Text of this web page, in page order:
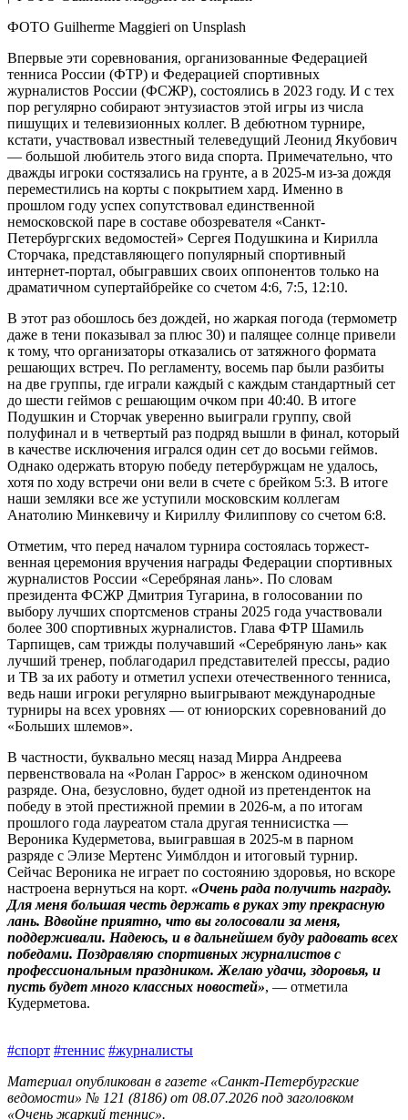
ФОТО Guilherme Maggieri on Unsplash
Впервые эти соревнования, организованные Федерацией
тенниса России (ФТР) и Федерацией спортивных
журналистов России (ФСЖР), состоялись в 2023 году. И с тех
пор регулярно собирают энтузиастов этой игры из числа
пишущих и телевизионных коллег. В дебютном турнире,
кстати, участвовал известный телеведущий Леонид Якубович
— большой любитель этого вида спорта. Примечательно, что
дважды игроки состязались на грунте, а в 2025‑м из‑за дождя
перемес­тились на корты с покрытием хард. Именно в
прошлом году успех сопутствовал единственной
немосковской паре в составе обозревателя «Санкт-
Петербургских ведомостей» Сергея Подушкина и Кирилла
Сторчака, представляющего популярный спортивный
интернет-портал, обыгравших своих оппонентов только на
драматичном супертайбрейке со счетом 4:6, 7:5, 12:10.
В этот раз обошлось без дож­дей, но жаркая погода (термометр
даже в тени показывал за плюс 30) и палящее солнце привели
к тому, что организаторы отказались от затяжного формата
решающих встреч. По регламенту, восемь пар были разбиты
на две группы, где играли каждый с каждым стандартный сет
до шести геймов с решающим очком при 40:40. В итоге
Подушкин и Сторчак уверенно выиграли группу, свой
полуфинал и в четвертый раз подряд вышли в финал, который
в качестве исключения игрался один сет до восьми геймов.
Однако одержать вторую победу петербуржцам не удалось,
хотя по ходу встречи они вели в счете с брейком 5:3. В итоге
наши земляки все же уступили московским коллегам
Анатолию Минкевичу и Кириллу Филиппову со счетом 6:8.
Отметим, что перед началом турнира состоялась торжест­
венная церемония вручения награды Федерации спортивных
журналистов России «Серебряная лань». По словам
президента ФСЖР Дмитрия Тугарина, в голосовании по
выбору лучших спортсменов страны 2025 года участвовали
более 300 спортивных журналистов. Глава ФТР Шамиль
Тарпищев, сам трижды получавший «Серебряную лань» как
лучший тренер, поблагодарил представителей прессы, радио
и ТВ за их работу и отметил успехи отечественного тенниса,
ведь наши игроки регулярно выигрывают международные
турниры на всех уровнях — от юниорских соревнований до
«Больших шлемов».
В частности, буквально месяц назад Мирра Андреева
первенствовала на «Ролан Гаррос» в женском одиночном
разряде. Она, безусловно, будет одной из претенденток на
победу в этой престижной премии в 2026‑м, а по итогам
прошлого года лауреатом стала другая теннисистка —
Вероника Кудерметова, выигравшая в 2025‑м в парном
разряде с Элизе Мертенс Уимблдон и итоговый турнир.
Сейчас Вероника не играет по состоянию здоровья, но вскоре
настроена вернуться на корт. «Очень рада получить награду.
Для меня большая честь держать в руках эту прекрасную
лань. Вдвойне приятно, что вы голосовали за меня,
поддерживали. Надеюсь, и в дальнейшем буду радовать всех
победами. Поздравляю спортивных журналистов с
профессиональным праздником. Желаю удачи, здоровья, и
пусть будет много классных новостей», — отметила
Кудерметова.
#спорт #теннис #журналисты
Материал опубликован в газете «Санкт-Петербургские
ведомости» № 121 (8186) от 08.07.2026 под заголовком
«Очень жаркий теннис».